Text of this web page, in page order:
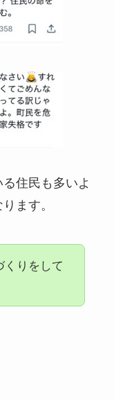
住民も多いよ
ます。
くりをして